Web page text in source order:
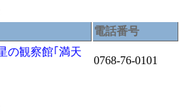
電話番号
の観察館｢満天
0768-76-0101